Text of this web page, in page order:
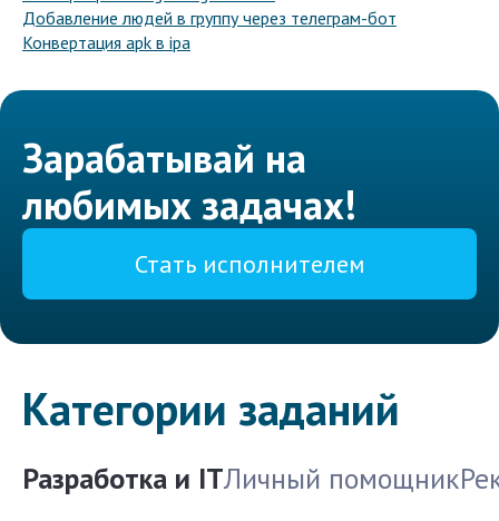
Добавление людей в группу через телеграм-бот
Конвертация apk в ipa
Зарабатывай на
любимых задачах!
Стать исполнителем
Категории заданий
Разработка и ITЛичный помощник